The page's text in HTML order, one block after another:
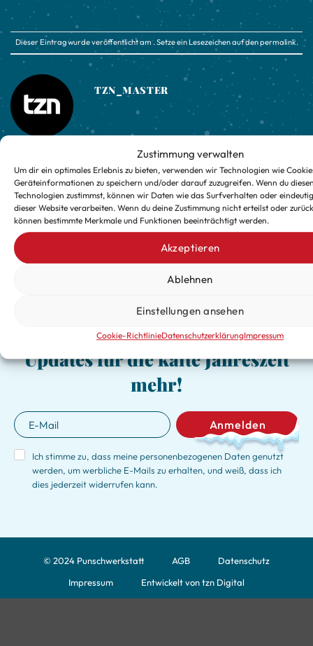
Zustimmung verwalten
Um dir ein optimales Erlebnis zu bieten, verwenden wir Technologien wie
Geräteinformationen zu speichern und/oder darauf zuzugreifen. Wenn du
Technologien zustimmst, können wir Daten wie das Surfverhalten oder
dieser Website verarbeiten. Wenn du deine Zustimmung nicht erteilst oder
können bestimmte Merkmale und Funktionen beeinträchtigt werden.
Akzeptieren
Ablehnen
Einstellungen ansehen
Cookie-RichtlinieDatenschutzerklärungImpressum
Dieser Eintrag wurde veröffentlicht am . Setze ein Lesezeichen auf denpermalink.
TZN_MASTER
Schnaps – kein Honig!
Schraml Lebensmittelmärkte
GmbH
Verpasse keine exklusiven
Updates für die kalte Jahreszeit
mehr!
Ich stimme zu, dass meine personenbezogenen Daten genutzt
werden, um werbliche E-Mails zu erhalten, und weiß, dass ich
dies jederzeit widerrufen kann.
Anmelden
© 2024 Punschwerkstatt AGB
Datenschutz
Impressum
Entwickelt von tzn Digital